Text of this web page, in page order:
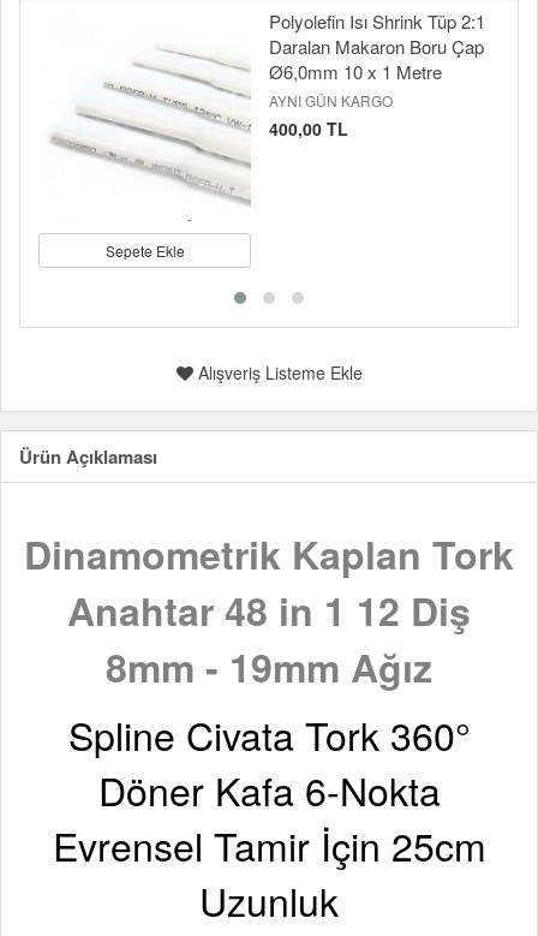
Sepete Ekle
Polyolefin Isı Shrink Tüp 2:1
Daralan Makaron Boru Çap
Ø6,0mm 10 x 1 Metre
AYNI GÜN KARGO
400,00 TL
Alışveriş Listeme Ekle
Ürün Açıklaması
Dinamometrik Kaplan Tork
Anahtar 48 in 1 12 Diş
8mm - 19mm Ağız
Spline Civata Tork 360°
Döner Kafa 6-Nokta
Evrensel Tamir İçin 25cm
Uzunluk